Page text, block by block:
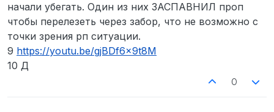
начали убегать. Один из них ЗАСПАВНИЛ проп
чтобы перелезеть через забор, что не возможно с
точки зрения рп ситуации.
9 https://youtu.be/gjBDf6x9t8M
10 Д
0